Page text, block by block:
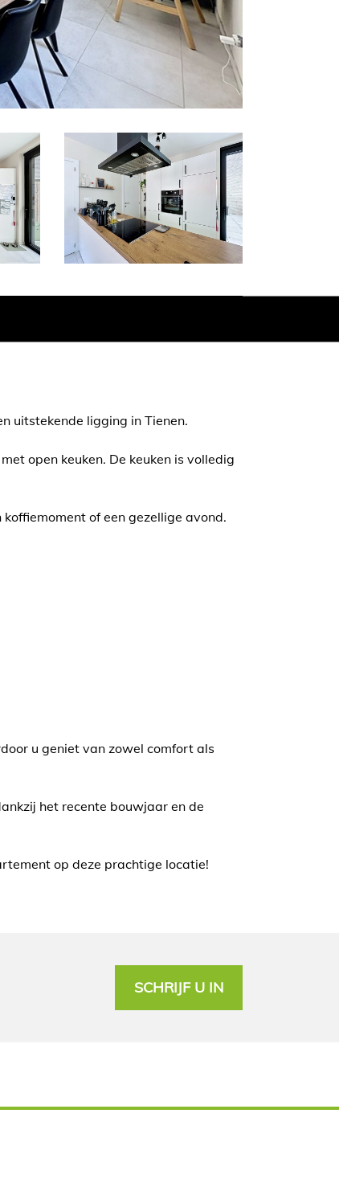
uitstekende ligging in Tienen.
open keuken. De keuken is volledig
of een gezellige avond.
u geniet van zowel comfort als
het recente bouwjaar en de
op deze prachtige locatie!
SCHRIJF U IN